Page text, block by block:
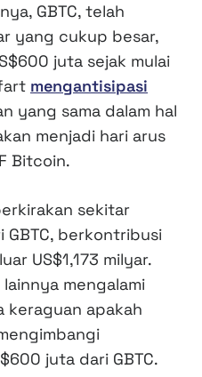
GBTC, telah
yang cukup besar,
juta sejak mulai
mengantisipasi
yang sama dalam hal
menjadi hari arus
Bitcoin.
sekitar
GBTC, berkontribusi
US$1,173 milyar.
mengalami
keraguan apakah
juta dari GBTC.